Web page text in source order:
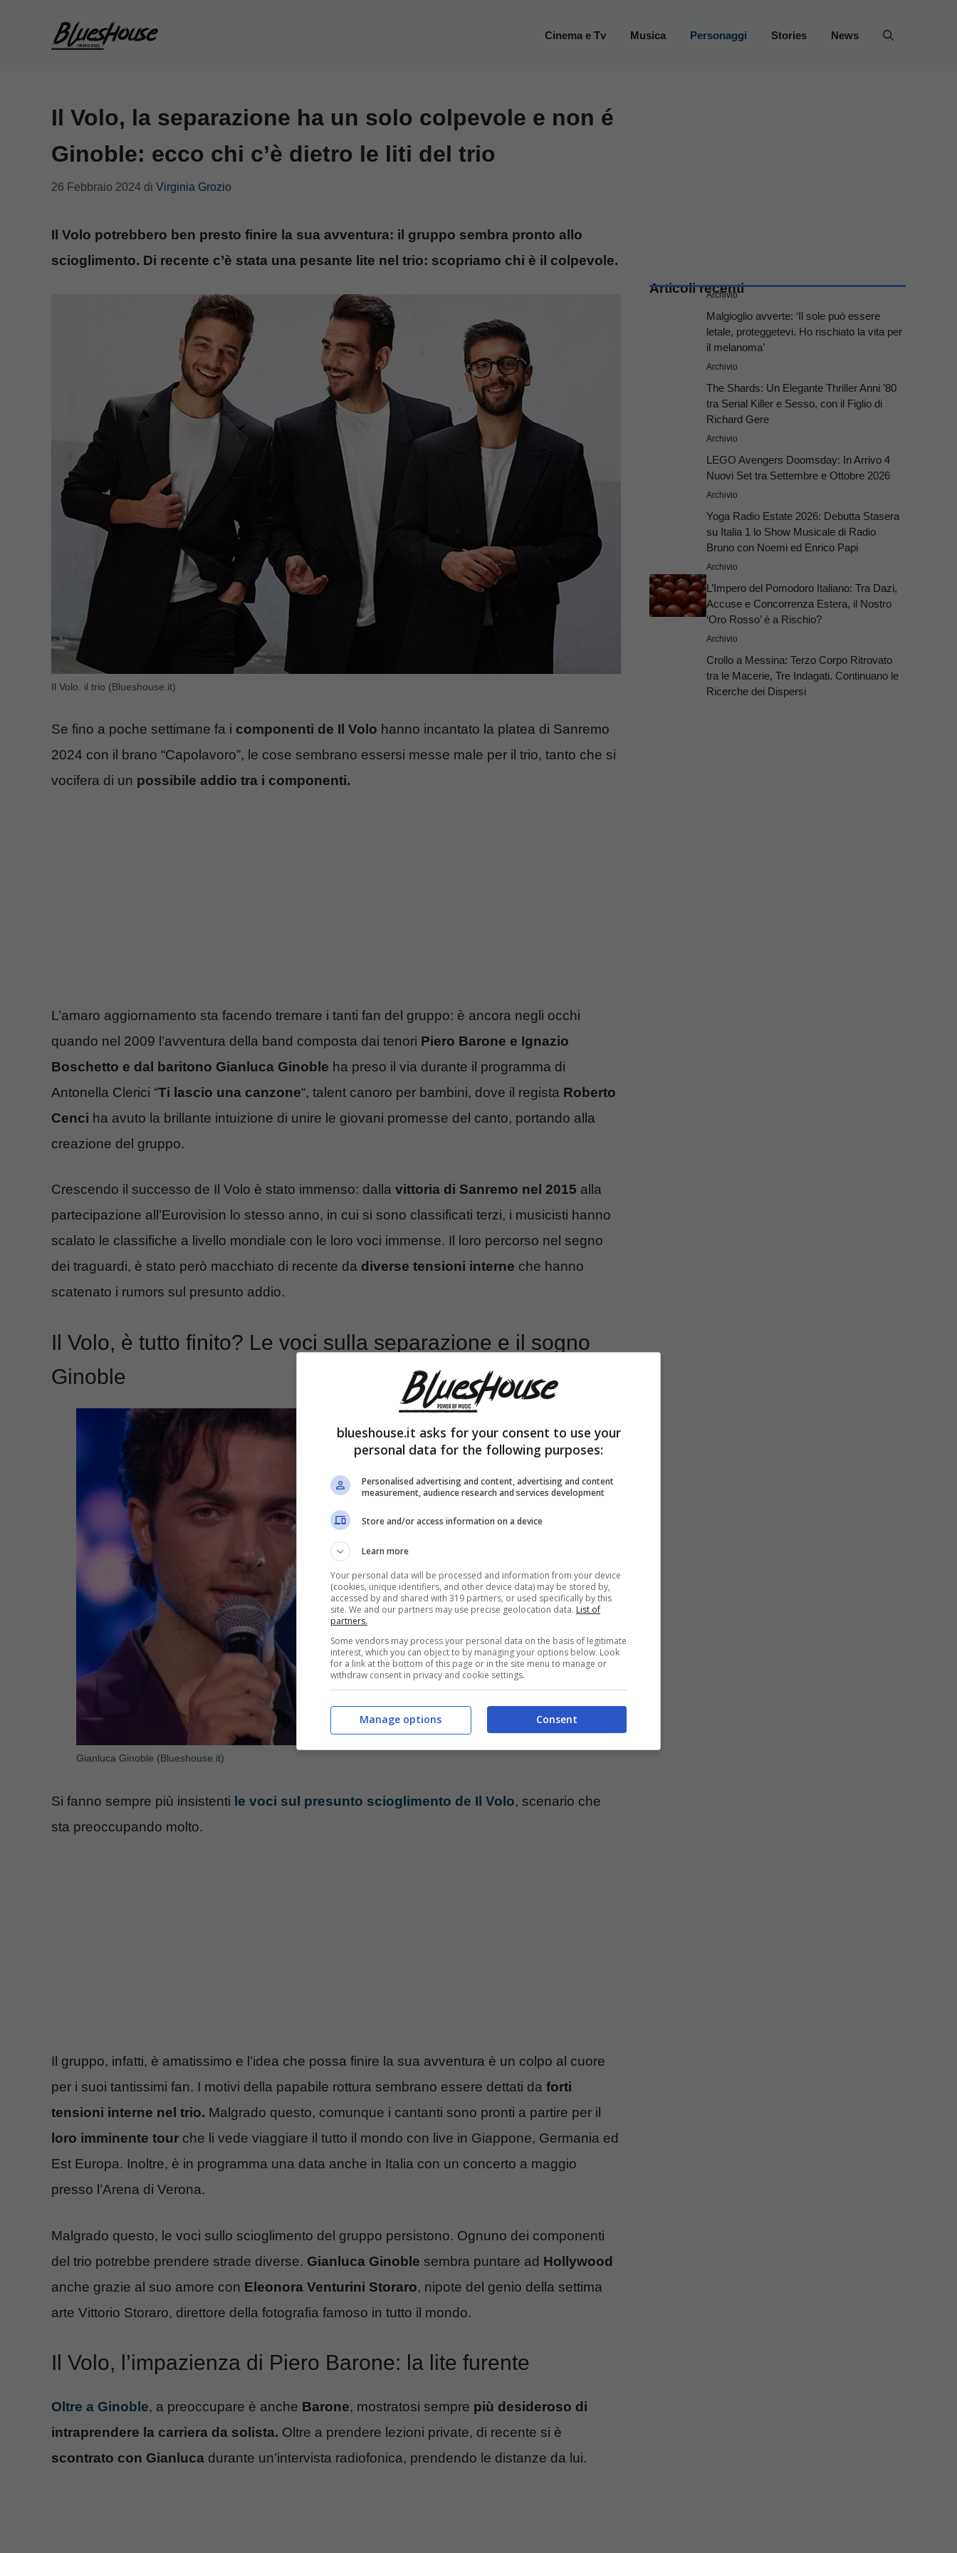
Cinema e Tv Musica Personaggi Stories News
Il Volo, la separazione ha un solo colpevole e non é
Ginoble: ecco chi c’è dietro le liti del trio
26 Febbraio 2024 di Virginia Grozio
Il Volo potrebbero ben presto finire la sua avventura: il gruppo sembra pronto allo
scioglimento. Di recente c’è stata una pesante lite nel trio: scopriamo chi è il colpevole.
Il Volo. il trio (Blueshouse.it)
Se fino a poche settimane fa i componenti de Il Volo hanno incantato la platea di Sanremo
2024 con il brano “Capolavoro”, le cose sembrano essersi messe male per il trio, tanto che si
vocifera di un possibile addio tra i componenti.
L’amaro aggiornamento sta facendo tremare i tanti fan del gruppo: è ancora negli occhi
quando nel 2009 l’avventura della band composta dai tenori Piero Barone e Ignazio
Boschetto e dal baritono Gianluca Ginoble ha preso il via durante il programma di
Antonella Clerici “Ti lascio una canzone“, talent canoro per bambini, dove il regista Roberto
Cenci ha avuto la brillante intuizione di unire le giovani promesse del canto, portando alla
creazione del gruppo.
Crescendo il successo de Il Volo è stato immenso: dalla vittoria di Sanremo nel 2015 alla
partecipazione all’Eurovision lo stesso anno, in cui si sono classificati terzi, i musicisti hanno
scalato le classifiche a livello mondiale con le loro voci immense. Il loro percorso nel segno
dei traguardi, è stato però macchiato di recente da diverse tensioni interne che hanno
scatenato i rumors sul presunto addio.
Il Volo, è tutto finito? Le voci sulla separazione e il sogno
Ginoble
Gianluca Ginoble (Blueshouse.it)
Si fanno sempre più insistenti le voci sul presunto scioglimento de Il Volo, scenario che
sta preoccupando molto.
Il gruppo, infatti, è amatissimo e l’idea che possa finire la sua avventura è un colpo al cuore
per i suoi tantissimi fan. I motivi della papabile rottura sembrano essere dettati da forti
tensioni interne nel trio. Malgrado questo, comunque i cantanti sono pronti a partire per il
loro imminente tour che li vede viaggiare il tutto il mondo con live in Giappone, Germania ed
Est Europa. Inoltre, è in programma una data anche in Italia con un concerto a maggio
presso l’Arena di Verona.
Malgrado questo, le voci sullo scioglimento del gruppo persistono. Ognuno dei componenti
del trio potrebbe prendere strade diverse. Gianluca Ginoble sembra puntare ad Hollywood
anche grazie al suo amore con Eleonora Venturini Storaro, nipote del genio della settima
arte Vittorio Storaro, direttore della fotografia famoso in tutto il mondo.
Il Volo, l’impazienza di Piero Barone: la lite furente
Oltre a Ginoble, a preoccupare è anche Barone, mostratosi sempre più desideroso di
intraprendere la carriera da solista. Oltre a prendere lezioni private, di recente si è
scontrato con Gianluca durante un’intervista radiofonica, prendendo le distanze da lui.
Articoli recenti
Archivio
Malgioglio avverte: ‘Il sole può essere
letale, proteggetevi. Ho rischiato la vita per
il melanoma’
Archivio
The Shards: Un Elegante Thriller Anni ’80
tra Serial Killer e Sesso, con il Figlio di
Richard Gere
Archivio
LEGO Avengers Doomsday: In Arrivo 4
Nuovi Set tra Settembre e Ottobre 2026
Archivio
Yoga Radio Estate 2026: Debutta Stasera
su Italia 1 lo Show Musicale di Radio
Bruno con Noemi ed Enrico Papi
Archivio
L’Impero del Pomodoro Italiano: Tra Dazi,
Accuse e Concorrenza Estera, il Nostro
‘Oro Rosso’ è a Rischio?
Archivio
Crollo a Messina: Terzo Corpo Ritrovato
tra le Macerie, Tre Indagati. Continuano le
Ricerche dei Dispersi
blueshouse.it asks for your consent to use your
personal data for the following purposes:
Personalised advertising and content, advertising and content
measurement, audience research and services development
Store and/or access information on a device
Learn more
Your personal data will be processed and information from your device
(cookies, unique identifiers, and other device data) may be stored by,
accessed by and shared with 319 partners, or used specifically by this
site. We and our partners may use precise geolocation data. List of
partners.
Some vendors may process your personal data on the basis of legitimate
interest, which you can object to by managing your options below. Look
for a link at the bottom of this page or in the site menu to manage or
withdraw consent in privacy and cookie settings.
Consent
Manage options